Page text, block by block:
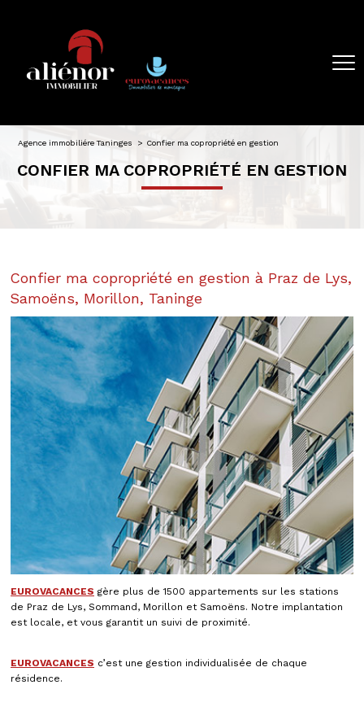
Agence immobiliére Taninges Confier ma copropriété en gestion
CONFIER MA COPROPRIÉTÉ EN GESTION
Confier ma copropriété en gestion à Praz de Lys,
Samoëns, Morillon, Taninge
EUROVACANCES gère plus de 1500 appartements sur les stations
de Praz de Lys, Sommand, Morillon et Samoëns. Notre implantation
est locale, et vous garantit un suivi de proximité.
EUROVACANCES c’est une gestion individualisée de chaque
résidence.